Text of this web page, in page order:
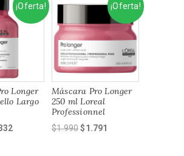
¡Oferta!
Longer
Largo
¡Oferta!
Máscara Pro Longer
250 ml Loreal
Professionnel
$1.990El
$1.791